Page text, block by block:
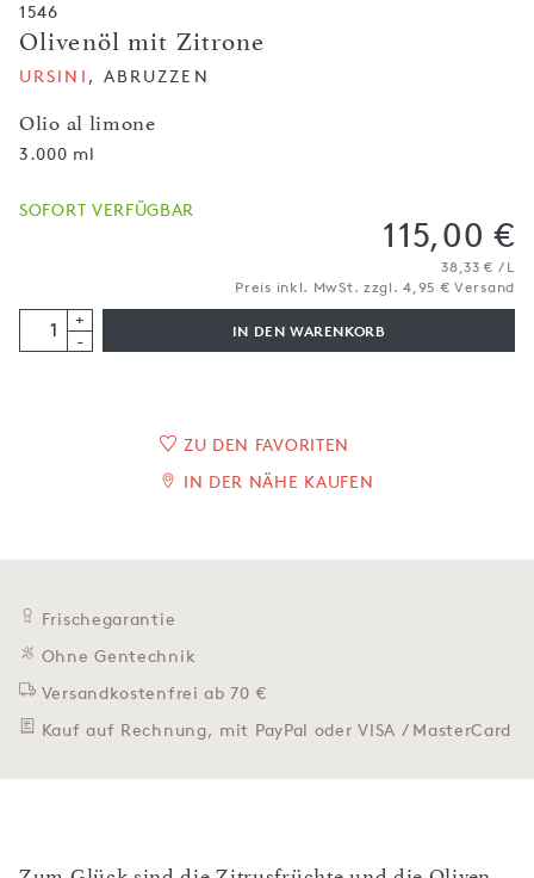
1546
Olivenöl mit Zitrone
Olio al limone
URSINI , ABRUZZEN
3.000 ml
SOFORT VERFÜGBAR
115,00 €
38,33 € / L
Preis inkl. MwSt. zzgl. 4,95 € Versand
+
-
IN DEN WARENKORB
ZU DEN FAVORITEN
IN DER NÄHE KAUFEN
Frischegarantie
Ohne Gentechnik
Versandkostenfrei ab 70 €
Kauf auf Rechnung, mit PayPal oder VISA / MasterCard